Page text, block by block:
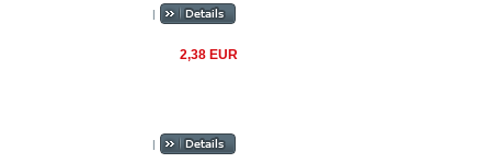
|
2,38 EUR
|